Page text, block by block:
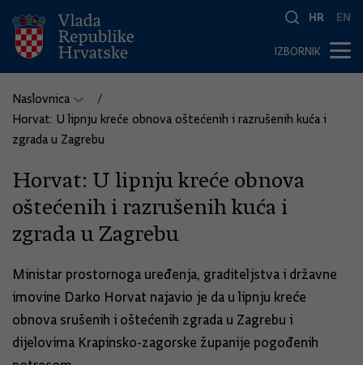
HR EN
IZBORNIK
Naslovnica
Horvat: U lipnju kreće obnova oštećenih i razrušenih kuća i
zgrada u Zagrebu
Horvat: U lipnju kreće obnova
oštećenih i razrušenih kuća i
zgrada u Zagrebu
Ministar prostornoga uređenja, graditeljstva i državne
imovine Darko Horvat najavio je da u lipnju kreće
obnova srušenih i oštećenih zgrada u Zagrebu i
dijelovima Krapinsko-zagorske županije pogođenih